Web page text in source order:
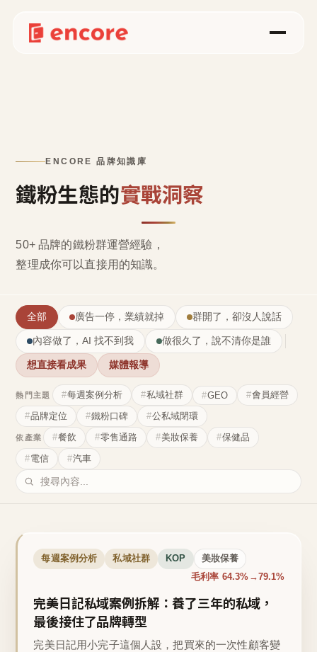
ENCORE 品牌知識庫
鐵粉生態的實戰洞察
50+ 品牌的鐵粉群運營經驗，
整理成你可以直接用的知識。
全部 廣告一停，業績就掉 群開了，卻沒人說話
內容做了，AI 找不到我 做很久了，說不清你是誰
想直接看成果 媒體報導
熱門主題 每週案例分析 私域社群 GEO
會員經營
品牌定位
鐵粉口碑 公私域閉環
依產業 餐飲 零售通路 美妝保養
保健品
電信
汽車
每週案例分析 私域社群 KOP 美妝保養
毛利率 64.3%→79.1%
完美日記私域案例拆解：養了三年的私域，
最後接住了品牌轉型
完美日記用小完子這個人設，把買來的一次性顧客變